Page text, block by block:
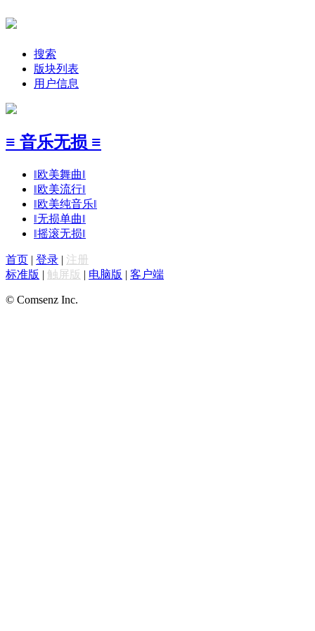
搜索
版块列表
用户信息
≡ 音乐无损 ≡
‖欧美舞曲‖
‖欧美流行‖
‖欧美纯音乐‖
‖无损单曲‖
‖摇滚无损‖
首页 | 登录 | 注册
标准版 | 触屏版 | 电脑版 | 客户端
© Comsenz Inc.